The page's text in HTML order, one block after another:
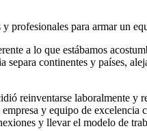
profesionales para armar un
a lo que estábamos
separa continentes y países,
reinventarse laboralmente y
y equipo de excelencia
y llevar el modelo de